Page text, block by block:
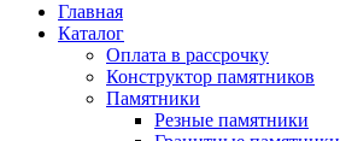
Главная
Каталог
Оплата в рассрочку
Конструктор памятников
Памятники
Резные памятники